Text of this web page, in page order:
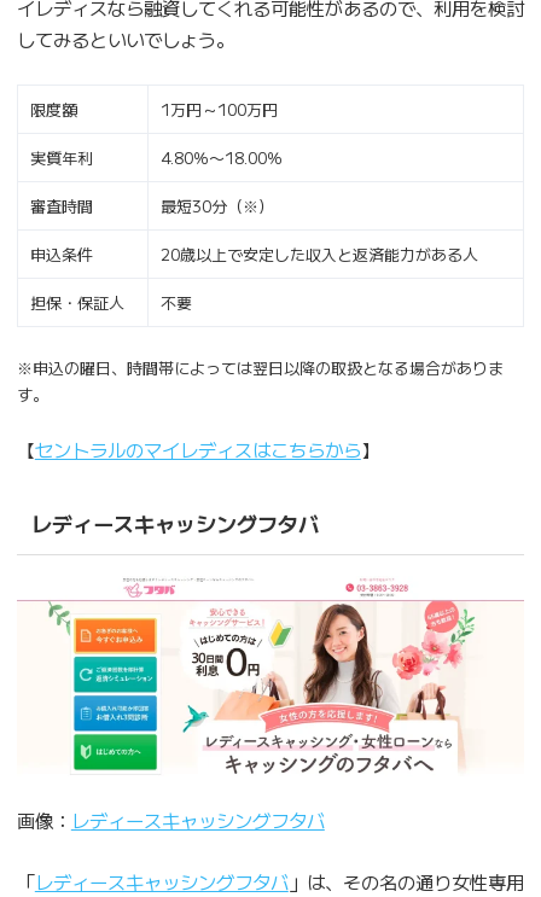
イレディスなら融資してくれる可能性があるので、利用を検討
してみるといいでしょう。
限度額 1万円～100万円
実質年利 4.80％〜18.00％
審査時間 最短30分（※）
申込条件 20歳以上で安定した収入と返済能力がある人
担保・保証人 不要
※申込の曜日、時間帯によっては翌日以降の取扱となる場合がありま
す。
【セントラルのマイレディスはこちらから】
レディースキャッシングフタバ
画像： レディースキャッシングフタバ
「レディースキャッシングフタバ 」は、その名の通り女性専用